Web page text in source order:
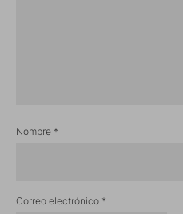
Nombre *
Correo electrónico *